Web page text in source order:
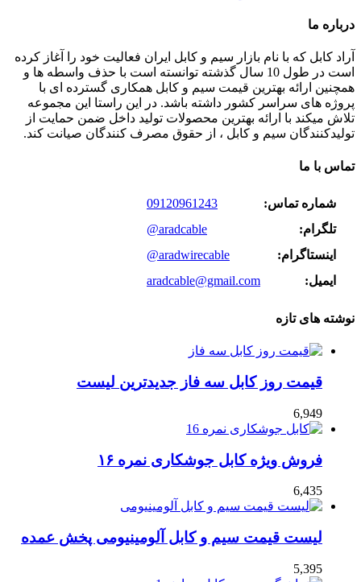
درباره ما
آراد کابل که با نام بازار سیم و کابل ایران فعالیت خود را آغاز کرده
است در طول 10 سال گذشته توانسته است با حذف واسطه ها و
همچنین ارائه بهترین قیمت سیم و کابل همکاری گسترده ای با
پروژه های سراسر کشور داشته باشد. در این راستا این مجموعه
تلاش میکند با ارائه بهترین محصولات تولید داخل ضمن حمایت از
تولیدکنندگان سیم و کابل ، از حقوق مصرف کنندگان صیانت کند.
تماس با ما
شماره تماس:
09120961243
تلگرام:
@aradcable
اینستاگرام:
@aradwirecable
ایمیل:
aradcable@gmail.com
نوشته های تازه
قیمت روز کابل سه فاز جدیدترین لیست
6,949
فروش ویژه کابل جوشکاری نمره ۱۶
6,435
لیست قیمت سیم و کابل آلومینیومی پخش عمده
5,395